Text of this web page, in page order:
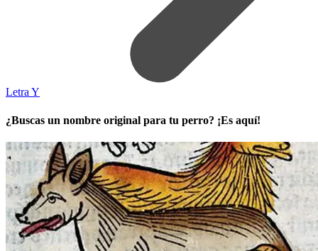
Letra Y
¿Buscas un nombre original para tu perro? ¡Es aquí!